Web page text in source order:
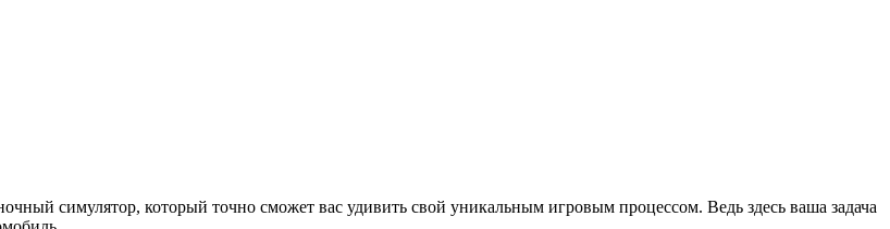
симулятор, который точно сможет вас удивить свой уникальным игровым процессом. Ведь здесь ваша задача